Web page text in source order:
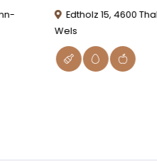
Edtholz 15, 4600
Wels